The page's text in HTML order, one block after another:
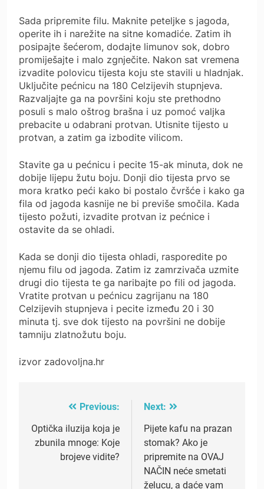
Sada pripremite filu. Maknite peteljke s jagoda,
operite ih i narežite na sitne komadiće. Zatim ih
posipajte šećerom, dodajte limunov sok, dobro
promiješajte i malo zgnječite. Nakon sat vremena
izvadite polovicu tijesta koju ste stavili u hladnjak.
Uključite pećnicu na 180 Celzijevih stupnjeva.
Razvaljajte ga na površini koju ste prethodno
posuli s malo oštrog brašna i uz pomoć valjka
prebacite u odabrani protvan. Utisnite tijesto u
protvan, a zatim ga izbodite vilicom.
Stavite ga u pećnicu i pecite 15-ak minuta, dok ne
dobije lijepu žutu boju. Donji dio tijesta prvo se
mora kratko peći kako bi postalo čvršće i kako ga
fila od jagoda kasnije ne bi previše smočila. Kada
tijesto požuti, izvadite protvan iz pećnice i
ostavite da se ohladi.
Kada se donji dio tijesta ohladi, rasporedite po
njemu filu od jagoda. Zatim iz zamrzivača uzmite
drugi dio tijesta te ga naribajte po fili od jagoda.
Vratite protvan u pećnicu zagrijanu na 180
Celzijevih stupnjeva i pecite između 20 i 30
minuta tj. sve dok tijesto na površini ne dobije
tamniju zlatnožutu boju.
izvor zadovoljna.hr
navigation
Previous:
Optička iluzija koja je
zbunila mnoge: Koje
brojeve vidite?
Next:
Pijete kafu na prazan
stomak? Ako je
pripremite na OVAJ
NAČIN neće smetati
želucu, a daće vam